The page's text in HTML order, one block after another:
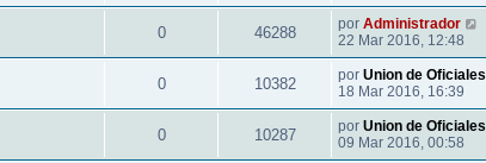
0 46288 por Administrador
22 Mar 2016, 12:48
0 10382 por Union de Oficiales
18 Mar 2016, 16:39
0 10287 por Union de Oficiales
09 Mar 2016, 00:58